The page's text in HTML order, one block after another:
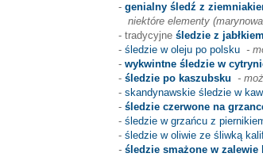
- genialny śledź z
niektóre elementy
- tradycyjne śledzie z
- śledzie w oleju po polsku -
- wykwintne śledzie w
- śledzie po kaszubsku -
- skandynawskie śledzie w
- śledzie czerwone na
- śledzie w grzańcu z
- śledzie w oliwie ze śliwką
- śledzie smażone w zalewie